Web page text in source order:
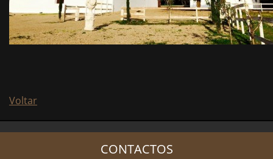
Voltar
CONTACTOS